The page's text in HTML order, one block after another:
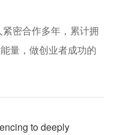
密合作多年，累计拥
量，做创业者成功的
to deeply